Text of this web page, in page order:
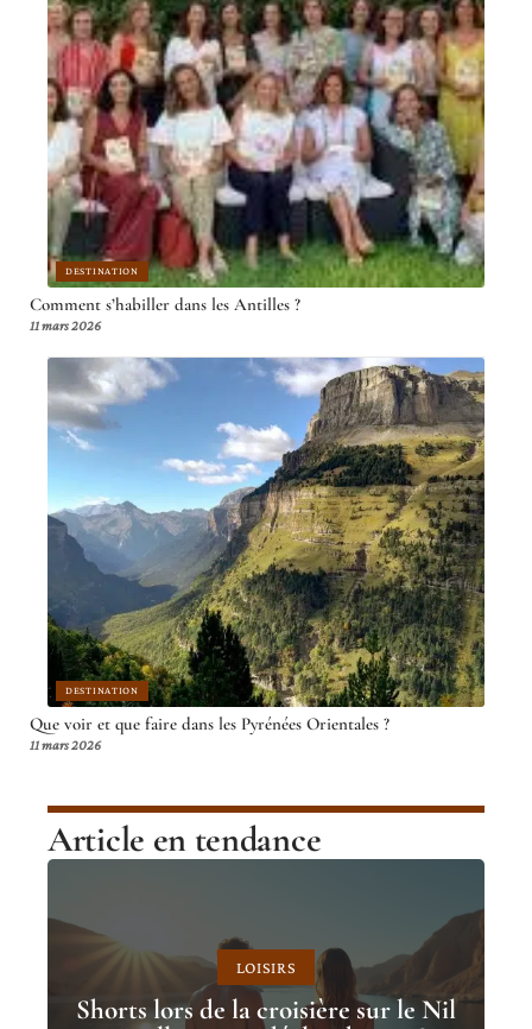
DESTINATION
Comment s’habiller dans les Antilles ?
11 mars 2026
DESTINATION
Que voir et que faire dans les Pyrénées Orientales ?
11 mars 2026
Article en tendance
LOISIRS
Shorts lors de la croisière sur le Nil